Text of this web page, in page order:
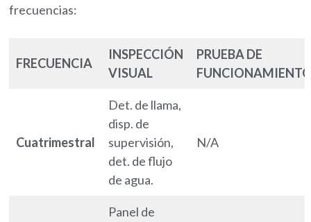
frecuencias:
FRECUENCIA
INSPECCIÓN
VISUAL
PRUEBA DE
Cuatrimestral
Det. de llama,
disp. de
supervisión,
det. de flujo
de agua.
N/A
Panel de